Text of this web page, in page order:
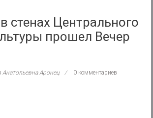
стенах Центрального
прошел Вечер
Аронец 0 комментариев